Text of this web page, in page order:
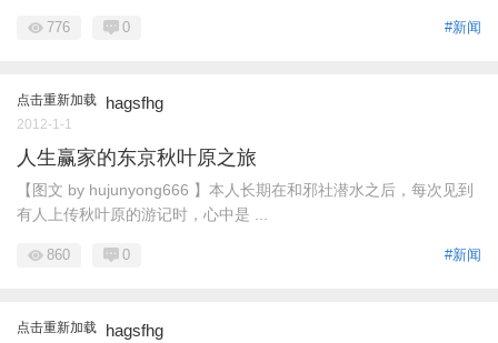
#新闻
776 0
点击重新加载 hagsfhg
2012-1-1
人生赢家的东京秋叶原之旅
【图文 by hujunyong666 】本人长期在和邪社潜水之后，每次见到
有人上传秋叶原的游记时，心中是 ...
#新闻
860 0
点击重新加载 hagsfhg